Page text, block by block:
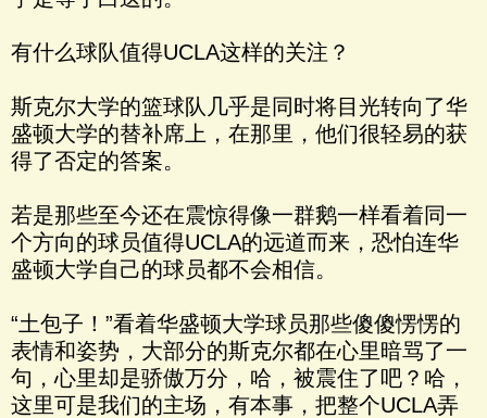
有什么球队值得UCLA这样的关注？
斯克尔大学的篮球队几乎是同时将目光转向了华
盛顿大学的替补席上，在那里，他们很轻易的获
得了否定的答案。
若是那些至今还在震惊得像一群鹅一样看着同一
个方向的球员值得UCLA的远道而来，恐怕连华
盛顿大学自己的球员都不会相信。
“土包子！”看着华盛顿大学球员那些傻傻愣愣的
表情和姿势，大部分的斯克尔都在心里暗骂了一
句，心里却是骄傲万分，哈，被震住了吧？哈，
这里可是我们的主场，有本事，把整个UCLA弄